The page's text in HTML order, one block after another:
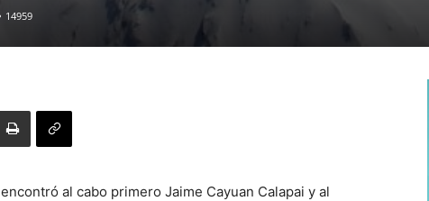
14959
al cabo primero Jaime Cayuan Calapai y al